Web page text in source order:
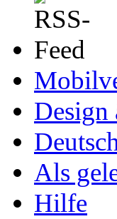
Design
Als
Hilfe